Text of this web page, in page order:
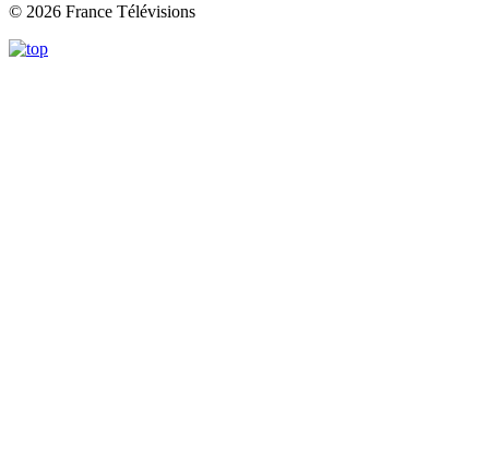
© 2026 France Télévisions